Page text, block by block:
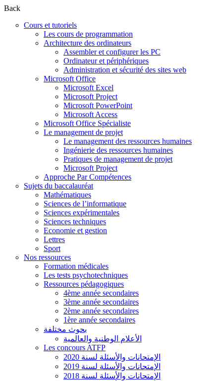
Back
Cours et tutoriels
Les cours de programmation
Architecture des ordinateurs
Assembler et configurer les PC
Ordinateur et périphériques
Administration et sécurité des sites web
Microsoft Office
Microsoft Excel
Microsoft Project
Microsoft PowerPoint
Microsoft Access
Microsoft Office Spécialiste
Le management de projet
Le management des ressources humaines
Ingénierie des ressources humaines
Pratiques de management de projet
Microsoft Project
Approche Par Compétences
Sujets du baccalauréat
Mathématiques
Sciences de l’informatique
Sciences expérimentales
Sciences techniques
Economie et gestion
Lettres
Sport
Nos ressources
Formation médicales
Les tests psychotechniques
Ressources pédagogiques
4ème année secondaires
3ème année secondaires
2ème année secondaires
1ère année secondaires
بحوث مختلفة
الأعلام الوطنية والعالمية
Les concours ATFP
الإمتحانات والأسئلة لسنة 2020
الإمتحانات والأسئلة لسنة 2019
الإمتحانات والأسئلة لسنة 2018